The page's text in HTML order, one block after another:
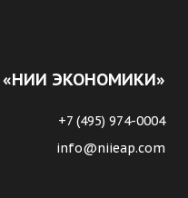
«НИИ ЭКОНОМИКИ»
+7 (495) 974-0004
info@niieap.com